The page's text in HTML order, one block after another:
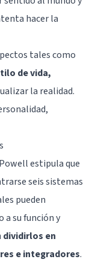
hacer la
tales como
de vida,
la realidad.
estipula que
seis sistemas
pueden
a su función y
dividirlos en
e integradores.